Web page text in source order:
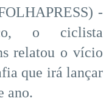
-
o ciclista
relatou o vício
que irá lançar
ano.